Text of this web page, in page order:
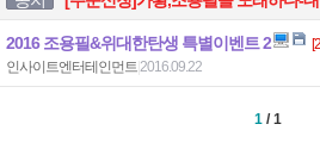
2016 조용필&위대한탄생 특별이벤트 2
인사이트엔터테인먼트2016.09.22
1/ 1